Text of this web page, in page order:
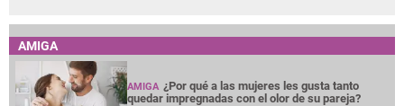
AMIGA
AMIGA ¿Por qué a las mujeres les gusta tanto
quedar impregnadas con el olor de su pareja?